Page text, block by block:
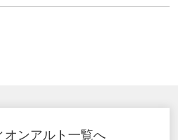
オンアルト一覧へ